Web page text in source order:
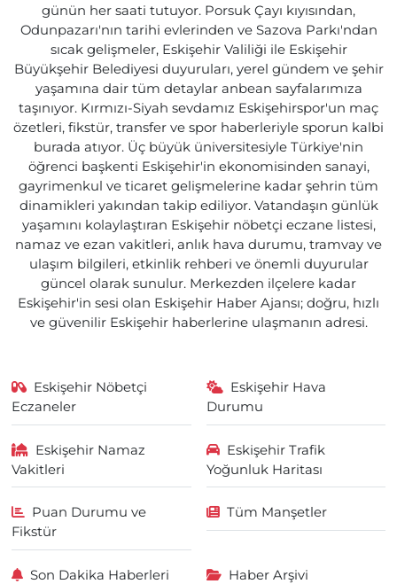
günün her saati tutuyor. Porsuk Çayı kıyısından,
Odunpazarı'nın tarihi evlerinden ve Sazova Parkı'ndan
sıcak gelişmeler, Eskişehir Valiliği ile Eskişehir
Büyükşehir Belediyesi duyuruları, yerel gündem ve şehir
yaşamına dair tüm detaylar anbean sayfalarımıza
taşınıyor. Kırmızı-Siyah sevdamız Eskişehirspor'un maç
özetleri, fikstür, transfer ve spor haberleriyle sporun kalbi
burada atıyor. Üç büyük üniversitesiyle Türkiye'nin
öğrenci başkenti Eskişehir'in ekonomisinden sanayi,
gayrimenkul ve ticaret gelişmelerine kadar şehrin tüm
dinamikleri yakından takip ediliyor. Vatandaşın günlük
yaşamını kolaylaştıran Eskişehir nöbetçi eczane listesi,
namaz ve ezan vakitleri, anlık hava durumu, tramvay ve
ulaşım bilgileri, etkinlik rehberi ve önemli duyurular
güncel olarak sunulur. Merkezden ilçelere kadar
Eskişehir'in sesi olan Eskişehir Haber Ajansı; doğru, hızlı
ve güvenilir Eskişehir haberlerine ulaşmanın adresi.
Eskişehir Nöbetçi
Eczaneler
Eskişehir Hava
Durumu
Eskişehir Namaz
Vakitleri
Eskişehir Trafik
Yoğunluk Haritası
Puan Durumu ve
Fikstür
Tüm Manşetler
Son Dakika Haberleri Haber Arşivi